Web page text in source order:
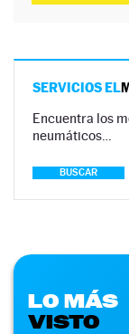
SERVICIOS EL
Encuentra los
neumáticos…
BUSCAR
LO MÁS
VISTO